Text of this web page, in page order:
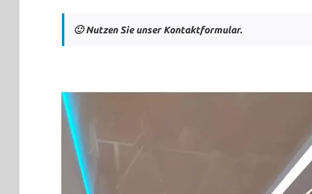
🙂 Nutzen Sie unser Kontaktformular.